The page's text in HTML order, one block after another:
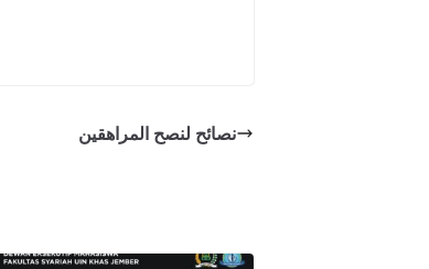
نصائح لنصح المراهقين